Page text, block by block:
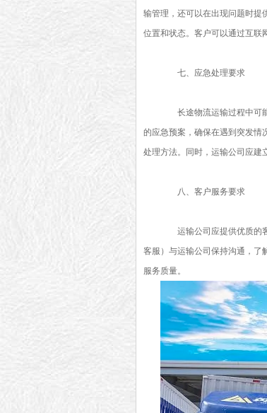
输管理，还可以在出现问题时提
位置和状态。客户可以通过互联
七、应急处理要求
长途物流运输过程中可能
的应急预案，确保在遇到突发情
处理方法。同时，运输公司应建
八、客户服务要求
运输公司应提供优质的客
客服）与运输公司保持沟通，了
服务质量。